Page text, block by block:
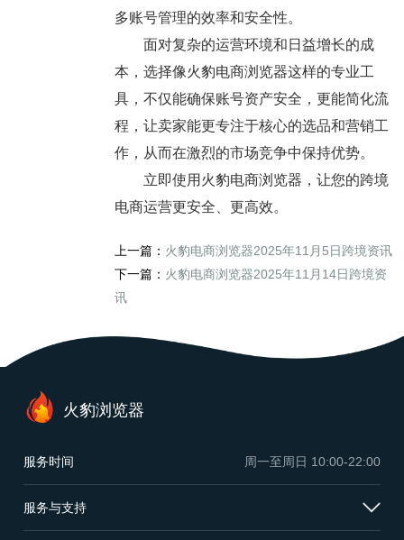
多账号管理的效率和安全性。
面对复杂的运营环境和日益增长的成
本，选择像火豹电商浏览器这样的专业工
具，不仅能确保账号资产安全，更能简化流
程，让卖家能更专注于核心的选品和营销工
作，从而在激烈的市场竞争中保持优势。
立即使用火豹电商浏览器，让您的跨境
电商运营更安全、更高效。
上一篇： 火豹电商浏览器2025年11月5日跨境资讯
下一篇： 火豹电商浏览器2025年11月14日跨境资
讯
服务时间 周一至周日 10:00-22:00
火豹浏览器
服务与支持